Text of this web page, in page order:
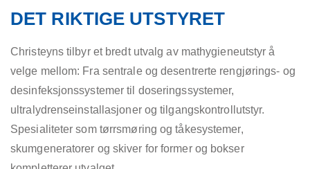
DET RIKTIGE UTSTYRET
Christeyns tilbyr et bredt utvalg av mathygieneutstyr å
velge mellom: Fra sentrale og desentrerte rengjørings- og
desinfeksjonssystemer til doseringssystemer,
ultralydrenseinstallasjoner og tilgangskontrollutstyr.
Spesialiteter som tørrsmøring og tåkesystemer,
skumgeneratorer og skiver for former og bokser